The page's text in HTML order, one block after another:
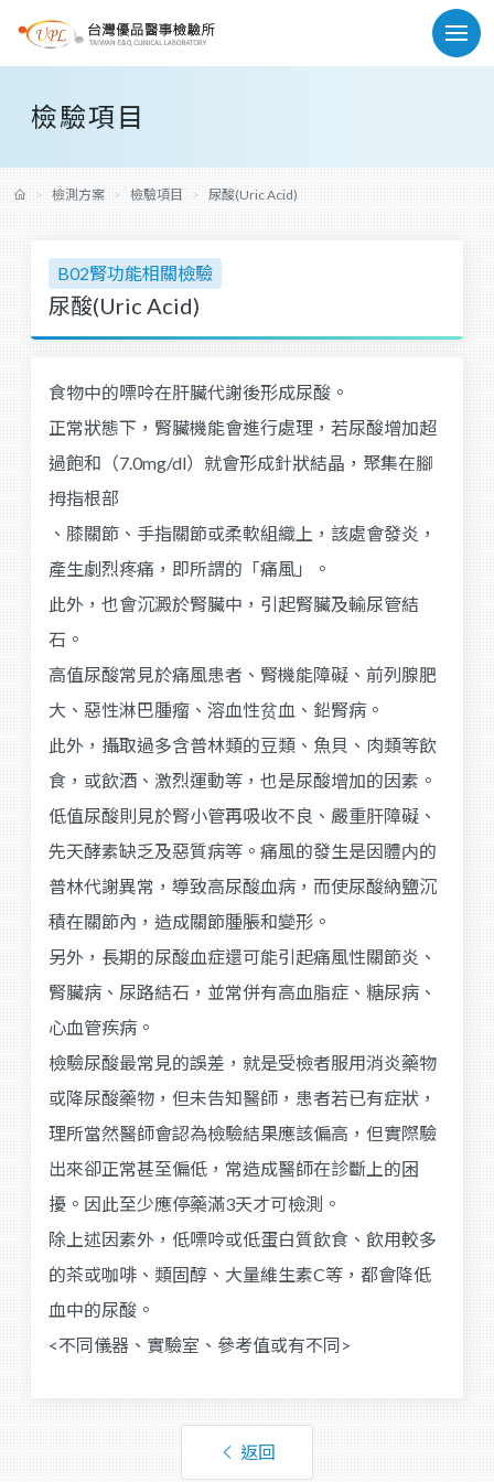
檢驗項目
檢測方案 檢驗項目 尿酸(Uric Acid)
尿酸(Uric Acid)
B02腎功能相關檢驗
食物中的嘌呤在肝臟代謝後形成尿酸。
正常狀態下，腎臟機能會進行處理，若尿酸增加超
過飽和（7.0mg/dl）就會形成針狀結晶，聚集在腳
拇指根部
、膝關節、手指關節或柔軟組織上，該處會發炎，
產生劇烈疼痛，即所謂的「痛風」。
此外，也會沉澱於腎臟中，引起腎臟及輸尿管結
石。
高值尿酸常見於痛風患者、腎機能障礙、前列腺肥
大、惡性淋巴腫瘤、溶血性贫血、鉛腎病。
此外，攝取過多含普林類的豆類、魚貝、肉類等飲
食，或飲酒、激烈運動等，也是尿酸增加的因素。
低值尿酸則見於腎小管再吸收不良、嚴重肝障礙、
先天酵素缺乏及惡質病等。痛風的發生是因體内的
普林代謝異常，導致高尿酸血病，而使尿酸納鹽沉
積在關節內，造成關節腫脹和變形。
另外，長期的尿酸血症還可能引起痛風性關節炎、
腎臟病、尿路結石，並常併有高血脂症、糖尿病、
心血管疾病。
檢驗尿酸最常見的誤差，就是受檢者服用消炎藥物
或降尿酸藥物，但未告知醫師，患者若已有症狀，
理所當然醫師會認為檢驗結果應該偏高，但實際驗
出來卻正常甚至偏低，常造成醫師在診斷上的困
擾。因此至少應停藥滿3天才可檢測。
除上述因素外，低嘌呤或低蛋白質飲食、飲用較多
的茶或咖啡、類固醇、大量維生素C等，都會降低
血中的尿酸。
<不同儀器、實驗室、參考值或有不同>
返回